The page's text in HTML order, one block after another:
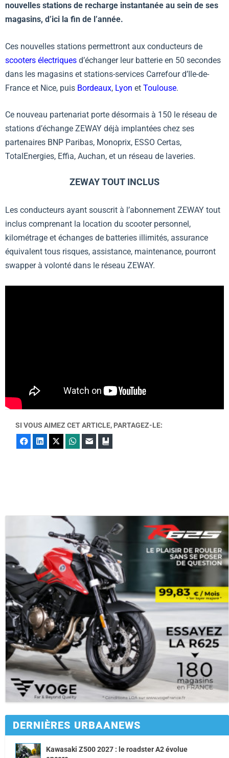
nouvelles stations de recharge instantanée au sein de ses
magasins, d’ici la fin de l’année.
Ces nouvelles stations permettront aux conducteurs de
scooters électriques d’échanger leur batterie en 50 secondes
dans les magasins et stations-services Carrefour d’Ile-de-
France et Nice, puis Bordeaux, Lyon et Toulouse.
Ce nouveau partenariat porte désormais à 150 le réseau de
stations d’échange ZEWAY déjà implantées chez ses
partenaires BNP Paribas, Monoprix, ESSO Certas,
TotalEnergies, Effia, Auchan, et un réseau de laveries.
ZEWAY TOUT INCLUS
Les conducteurs ayant souscrit à l’abonnement ZEWAY tout
inclus comprenant la location du scooter personnel,
kilométrage et échanges de batteries illimités, assurance
équivalent tous risques, assistance, maintenance, pourront
swapper à volonté dans le réseau ZEWAY.
SI VOUS AIMEZ CET ARTICLE, PARTAGEZ-LE:
FacebookLinkedIn WhatsApp
E-mail
DERNIÈRES URBAANEWS
Kawasaki Z500 2027 : le roadster A2 évolue